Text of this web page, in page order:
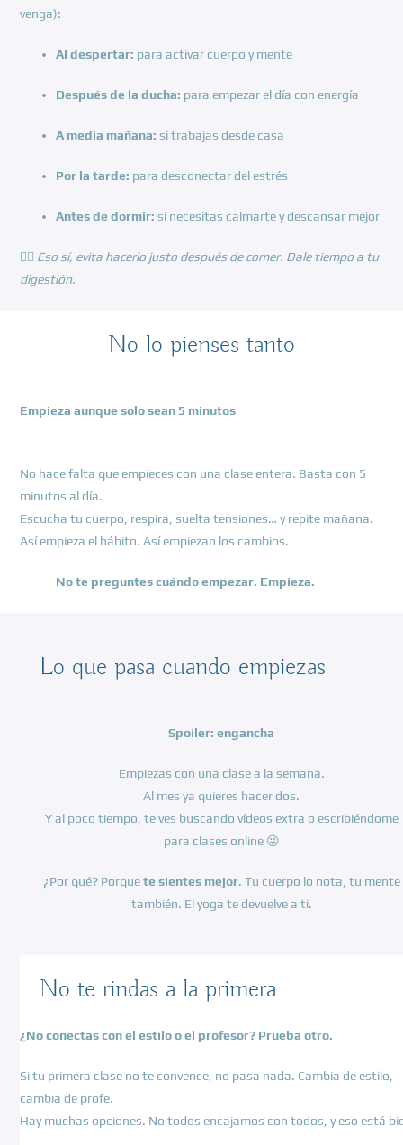
venga):
Al despertar: para activar cuerpo y mente
Después de la ducha: para empezar el día con energía
A media mañana: si trabajas desde casa
Por la tarde: para desconectar del estrés
Antes de dormir: si necesitas calmarte y descansar mejor
🧘‍♀️ Eso sí, evita hacerlo justo después de comer. Dale tiempo a tu
digestión.
No lo pienses tanto
Empieza aunque solo sean 5 minutos
No hace falta que empieces con una clase entera. Basta con 5
minutos al día.
Escucha tu cuerpo, respira, suelta tensiones… y repite mañana.
Así empieza el hábito. Así empiezan los cambios.
No te preguntes cuándo empezar. Empieza.
Lo que pasa cuando empiezas
Spoiler: engancha
Empiezas con una clase a la semana.
Al mes ya quieres hacer dos.
Y al poco tiempo, te ves buscando vídeos extra o escribiéndome
para clases online 😜
¿Por qué? Porquete sientes mejor. Tu cuerpo lo nota, tu mente
también. El yoga te devuelve a ti.
No te rindas a la primera
¿No conectas con el estilo o el profesor? Prueba otro.
Si tu primera clase no te convence, no pasa nada. Cambia de estilo,
cambia de profe.
Hay muchas opciones. No todos encajamos con todos, y eso está